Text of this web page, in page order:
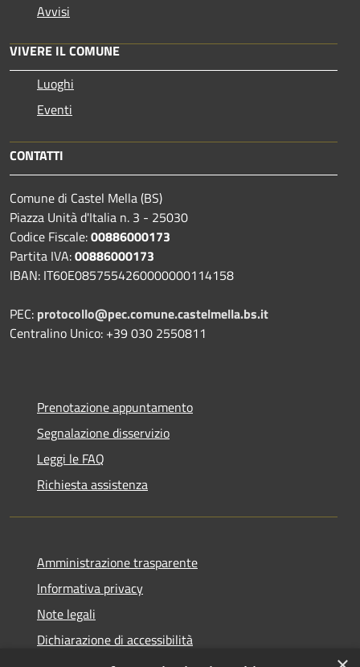
Avvisi
VIVERE IL COMUNE
Luoghi
Eventi
CONTATTI
Comune di Castel Mella (BS)
Piazza Unità d'Italia n. 3 - 25030
Codice Fiscale:00886000173
Partita IVA:00886000173
IBAN: IT60E0857554260000000114158
PEC: protocollo@pec.comune.castelmella.bs.it
Centralino Unico: +39 030 2550811
Prenotazione appuntamento
Segnalazione disservizio
Leggi le FAQ
Richiesta assistenza
Amministrazione trasparente
Informativa privacy
Note legali
Dichiarazione di accessibilità